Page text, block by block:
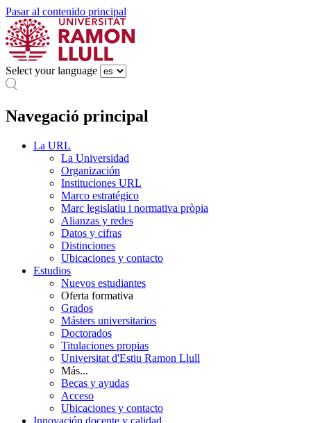
Pasar al contenido principal
Select your language
Navegació principal
La URL
La Universidad
Organización
Instituciones URL
Marco estratégico
Marc legislatiu i normativa pròpia
Alianzas y redes
Datos y cifras
Distinciones
Ubicaciones y contacto
Estudios
Nuevos estudiantes
Oferta formativa
Grados
Másters universitarios
Doctorados
Titulaciones propias
Universitat d'Estiu Ramon Llull
Más...
Becas y ayudas
Acceso
Ubicaciones y contacto
Innovación docente y calidad